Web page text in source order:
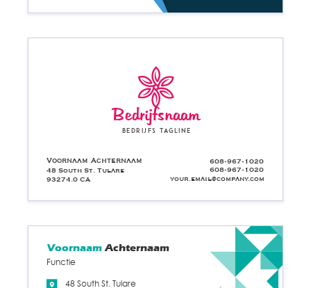
608-967-1020
your.email@company.com
48 South St. Tulare
93274.0 CA
608-967-1020
Voornaam Achternaam
Bedrijfsnaam
Bedrijfs tagline
Functie
48 South St. Tulare
VoornaamAchternaam